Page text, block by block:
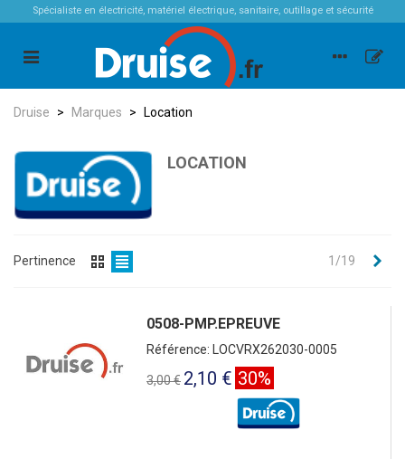
Spécialiste en électricité, matériel électrique, sanitaire, outillage et sécurité
Druise > Marques > Location
LOCATION
Pertinence 1/19
0508-PMP.EPREUVE
Référence: LOCVRX262030-0005
3,00 € 2,10 € 30%